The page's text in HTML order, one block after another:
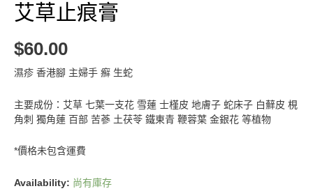
艾草止痕膏
$60.00
濕疹 香港腳 主婦手 癬 生蛇
主要成份：艾草 七葉一支花 雪蓮 士槿皮 地膚子 蛇床子 白蘚皮 梘
角刺 獨角蓮 百部 苦蔘 土茯苓 鐵東青 鞭蓉葉 金銀花 等植物
*價格未包含運費
Availability: 尚有庫存